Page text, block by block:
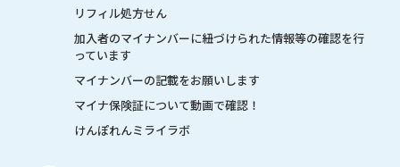
リフィル処方せん
加入者のマイナンバーに紐づけられた情報等の確認を行
っています
マイナンバーの記載をお願いします
マイナ保険証について動画で確認！
けんぽれんミライラボ